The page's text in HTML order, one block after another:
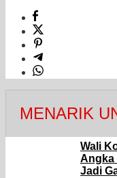
MENARIK
Wali
Angka
Jadi